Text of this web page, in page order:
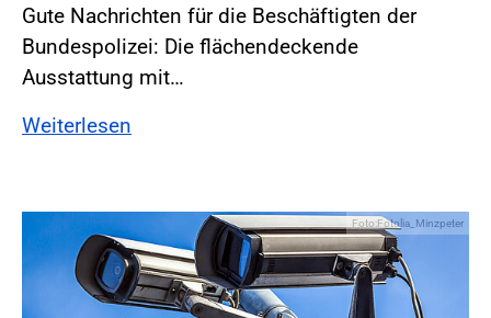
Gute Nachrichten für die Beschäftigten der
Bundespolizei: Die flächendeckende
Ausstattung mit…
Weiterlesen
Foto:Fotolia_Minzpeter